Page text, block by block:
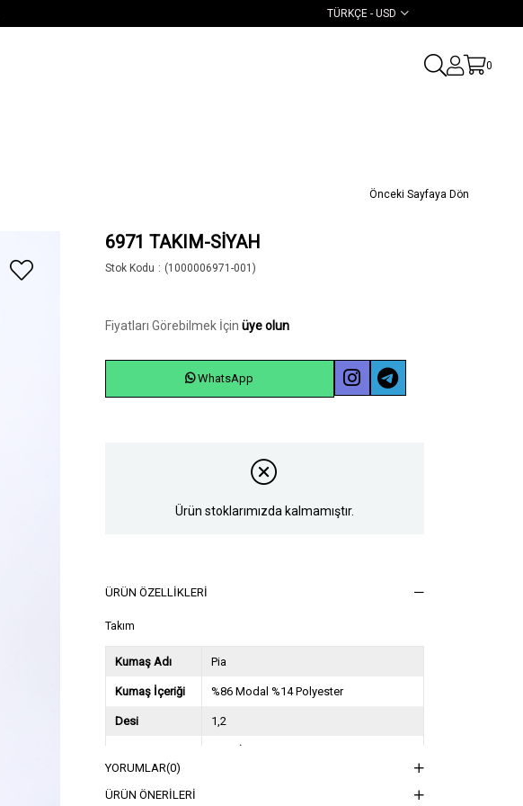
TÜRKÇE - USD
0
Önceki Sayfaya Dön
6971 TAKIM-SİYAH
Stok Kodu (1000006971-001)
Fiyatları Görebilmek İçin üye olun
WhatsApp
Ürün stoklarımızda kalmamıştır.
ÜRÜN ÖZELLIKLERI
Takım
Kumaş Adı Pia
Kumaş İçeriği %86 Modal %14 Polyester
Desi 1,2
2024 İlkbahar Yaz
YORUMLAR(0)
ÜRÜN ÖNERILERI